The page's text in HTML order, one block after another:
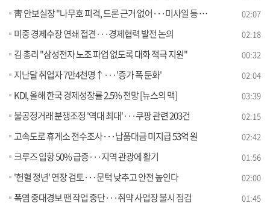
靑 안보실장 "나무호 피격, 드론 근거 없어···미사일 등 가능성" 02:07
미중 경제수장 연쇄 접견···경제협력 발전 논의 02:18
김 총리 "삼성전자 노조 파업 없도록 대화 적극 지원" 00:32
지난달 취업자 7만4천명↑···'증가 폭 둔화' 02:04
KDI, 올해 한국 경제성장률 2.5% 전망 [뉴스의 맥] 03:39
불공정거래 분쟁조정 '역대 최대'···쿠팡 관련 203건 02:15
고속도로 휴게소 전수조사···납품대금 미지급 53억 원 02:42
크루즈 입항 50% 급증···지역 관광에 활기 01:56
'헌혈 정년' 연장 검토···문턱 낮추고 안전 높인다 02:00
폭염 중대경보 땐 작업 중단···취약 사업장 불시 점검 01:45